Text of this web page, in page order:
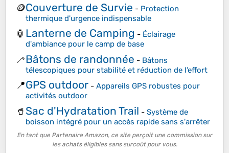
🪙Couverture de Survie - Protection
thermique d'urgence indispensable
🏮 Lanterne de Camping - Éclairage
d'ambiance pour le camp de base
🦯Bâtons de randonnée - Bâtons
télescopiques pour stabilité et réduction de l’effort
📍GPS outdoor - Appareils GPS robustes pour
activités outdoor
🥤 Sac d'Hydratation Trail - Système de
boisson intégré pour un accès rapide sans s'arrêter
En tant que Partenaire Amazon, ce site perçoit une commission sur
les achats éligibles sans surcoût pour vous.